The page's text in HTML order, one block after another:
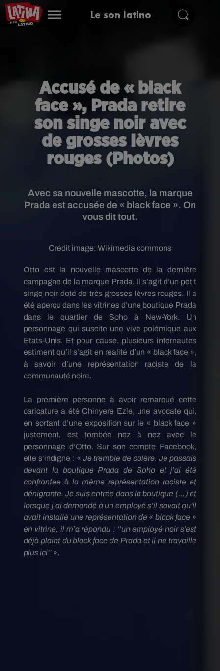
Le son latino
Accusé de « black
face », Prada retire
son singe noir avec
de grosses lèvres
rouges (Photos)
Avec sa nouvelle mascotte, la marque
Prada est accusée de « black face ». On
vous dit tout.
Crédit image: Wikimedia commons
Otto est la nouvelle mascotte de la dernière
campagne de la marque Prada. Il s’agit d’un petit
singe noir doté de très grosses lèvres rouges. Il a
été aperçu dans les vitrines d’une boutique Prada
dans le quartier de Soho à New-York.
Un
personnage qui suscite une vive polémique aux
Etats-Unis. Et pour cause, plusieurs internautes
estiment qu’il s’agit en réalité d’un « black face »,
à savoir d’une représentation raciste de la
communauté noire.
La première personne à avoir remarqué cette
caricature a été Chinyere Ezie, une avocate qui,
en sortant d’une exposition sur le « black face »
justement, est tombée
nez à nez
avec le
personnage d’Otto. Sur son compte Facebook,
elle s’indigne : « Je tremble de colère. Je passais
devant la boutique Prada de Soho et j’ai été
confrontée à la même représentation raciste et
dénigrante. Je suis entrée dans la boutique (…) et
lorsque j’ai demandé à un employé s’il savait qu’il
avait installé une représentation de « black face »
en vitrine, il m’a répondu : ‘’un employé noir s’est
déjà plaint du black face de Prada et il ne travaille
plus ici’’ ».